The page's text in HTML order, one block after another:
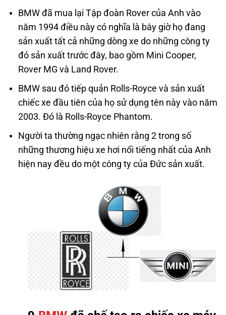
BMW đã mua lại Tập đoàn Rover của Anh vào
năm 1994 điều này có nghĩa là bây giờ họ đang
sản xuất tất cả những dòng xe do những công ty
đó sản xuất trước đây, bao gồm Mini Cooper,
Rover MG và Land Rover.
BMW sau đó tiếp quản Rolls-Royce và sản xuất
chiếc xe đầu tiên của họ sử dụng tên này vào năm
2003. Đó là Rolls-Royce Phantom.
Người ta thường ngạc nhiên rằng 2 trong số
những thương hiệu xe hơi nổi tiếng nhất của Anh
hiện nay đều do một công ty của Đức sản xuất.